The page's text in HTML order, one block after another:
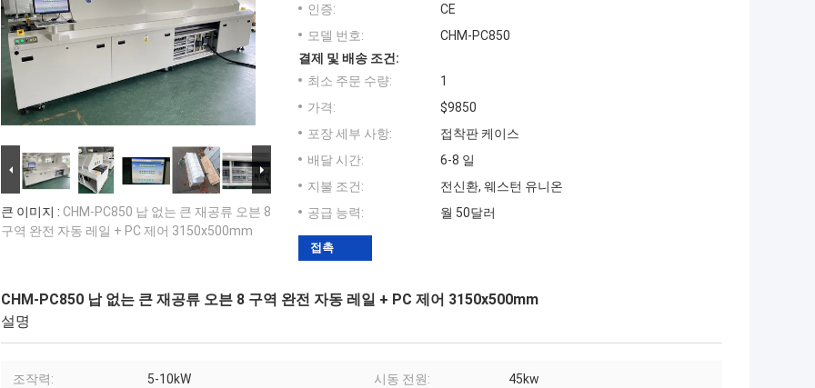
큰 이미지 : CHM-PC850 납 없는 큰 재공류 오븐 8
구역 완전 자동 레일 + PC 제어 3150x500mm
인증:
CE
모델 번호:
CHM-PC850
결제 및 배송 조건:
최소 주문 수량:
1
가격:
$9850
포장 세부 사항:
접착판 케이스
배달 시간:
6-8 일
지불 조건:
전신환, 웨스턴 유니온
공급 능력:
월 50달러
접촉
CHM-PC850 납 없는 큰 재공류 오븐 8 구역 완전 자동 레일 + PC 제어 3150x500mm
설명
조작력: 5-10kW 시동 전원: 45kw